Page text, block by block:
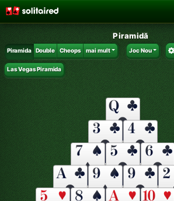
Piramidă
Piramida Double Cheops mai mult Joc Nou
Las Vegas Piramida